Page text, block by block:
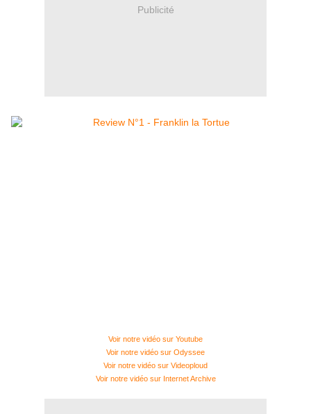
Publicité
Voir notre vidéo sur Youtube
Voir notre vidéo sur Odyssee
Voir notre vidéo sur Videoploud
Voir notre vidéo sur Internet Archive